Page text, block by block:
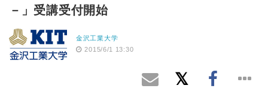
－」受講受付開始
金沢工業大学
2015/6/1 13:30